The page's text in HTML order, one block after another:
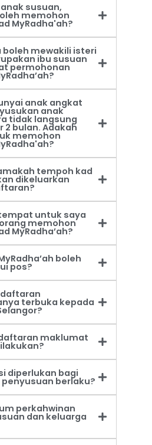
susuan,
memohon
MyRadha'ah?
boleh mewakili isteri
ibu susuan
permohonan
anak angkat
anak
tidak langsung
bulan. Adakah
memohon
tempoh kad
dikeluarkan
untuk saya
memohon
MyRadha’ah?
boleh
pos?
terbuka kepada
maklumat
diperlukan bagi
berlaku?
perkahwinan
dan keluarga